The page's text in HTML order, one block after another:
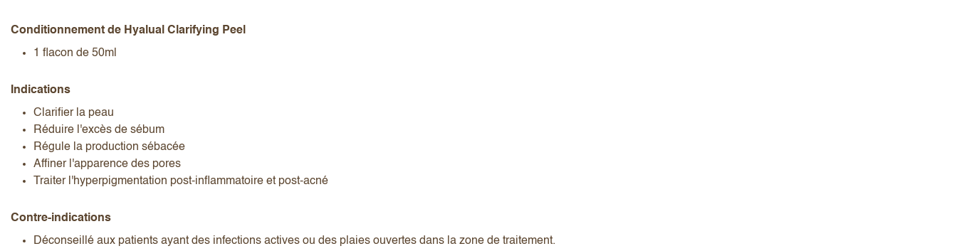
Conditionnement de Hyalual Clarifying Peel
1 flacon de 50ml
Indications
Clarifier la peau
Réduire l'excès de sébum
Régule la production sébacée
Affiner l'apparence des pores
Traiter l'hyperpigmentation post-inflammatoire et post-acné
Contre-indications
Déconseillé aux patients ayant des infections actives ou des plaies ouvertes dans la zone de traitement.